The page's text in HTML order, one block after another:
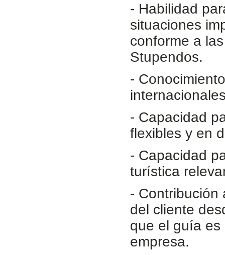
- Habilidad
situaciones
conforme a
Stupendos.
-
- Capacidad
flexibles y en
- Capacidad
turística
- Contribución
del cliente
que el guía es
empresa.